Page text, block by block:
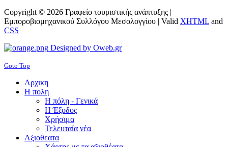
Copyright © 2026 Γραφείο τουριστικής ανάπτυξης |
Εμπορoβιομηχανικού Συλλόγου Μεσολογγίου | Valid XHTML and
CSS
Designed by Oweb.gr
Goto Top
Αρχικη
Η πολη
Η πόλη - Γενικά
Η Έξοδος
Χρήσιμα
Τελευταία νέα
Αξιοθεατα